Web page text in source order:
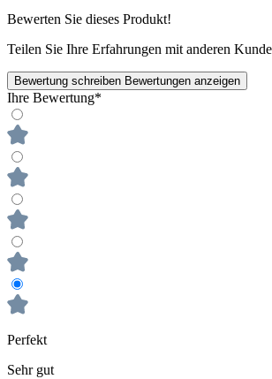
Bewerten Sie dieses Produkt!
Teilen Sie Ihre Erfahrungen mit anderen
Bewertung schreiben Bewertungen anzeigen
Ihre Bewertung*
Perfekt
Sehr gut